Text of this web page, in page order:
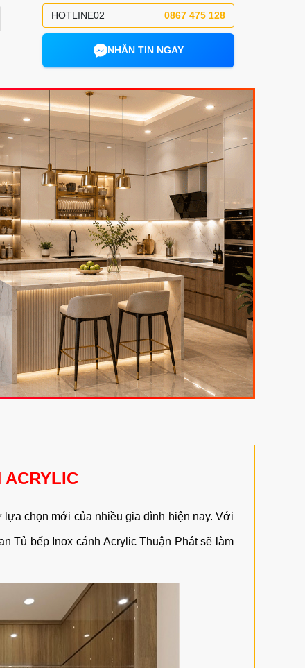
HOTLINE02 0867 475 128
NHẮN TIN NGAY
ACRYLIC
chọn mới của nhiều gia đình hiện nay. Với
Tủ bếp Inox cánh Acrylic Thuận Phát sẽ làm